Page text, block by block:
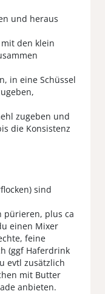
und heraus
den klein
in eine Schüssel
zugeben und
die Konsistenz
sind
pürieren, plus ca
einen Mixer
feine
(ggf Haferdrink
evtl zusätzlich
mit Butter
anbieten.